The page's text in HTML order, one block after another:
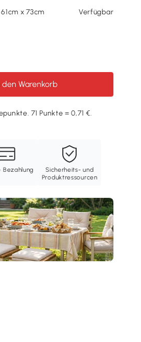
x 73cm Verfügbar
den Warenkorb
71 Punkte = 0,71 €.
Bezahlung
Sicherheits- und
Produktressourcen